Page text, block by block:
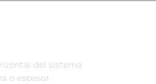
del sistema
o espesor.